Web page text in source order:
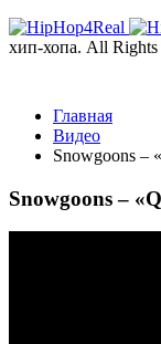
Главная
Видео
Snowgoons –
Snowgoons –
хип-хопа. All Rights